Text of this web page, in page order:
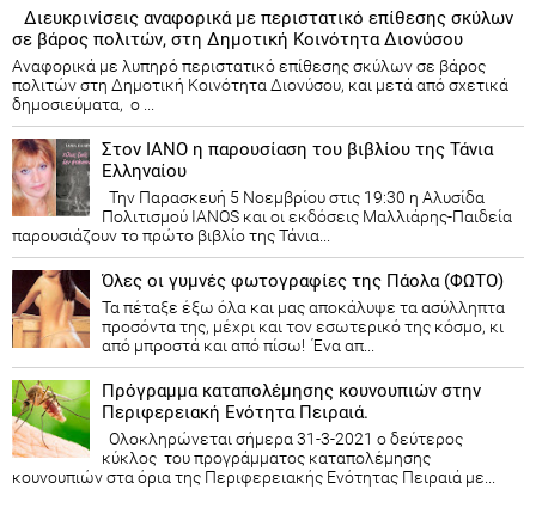
Διευκρινίσεις αναφορικά με περιστατικό επίθεσης σκύλων
σε βάρος πολιτών, στη Δημοτική Κοινότητα Διονύσου
Αναφορικά με λυπηρό περιστατικό επίθεσης σκύλων σε βάρος
πολιτών στη Δημοτική Κοινότητα Διονύσου, και μετά από σχετικά
δημοσιεύματα, ο ...
Στον ΙΑΝΟ η παρουσίαση του βιβλίου της Τάνια
Ελληναίου
Την Παρασκευή 5 Νοεμβρίου στις 19:30 η Αλυσίδα
Πολιτισμού IANOS και οι εκδόσεις Μαλλιάρης-Παιδεία
παρουσιάζουν το πρώτο βιβλίο της Τάνια...
Όλες οι γυμνές φωτογραφίες της Πάολα (ΦΩΤΟ)
Τα πέταξε έξω όλα και μας αποκάλυψε τα ασύλληπτα
προσόντα της, μέχρι και τον εσωτερικό της κόσμο, κι
από μπροστά και από πίσω! Ένα απ...
Πρόγραμμα καταπολέμησης κουνουπιών στην
Περιφερειακή Ενότητα Πειραιά.
Ολοκληρώνεται σήμερα 31-3-2021 ο δεύτερος
κύκλος του προγράμματος καταπολέμησης
κουνουπιών στα όρια της Περιφερειακής Ενότητας Πειραιά με...